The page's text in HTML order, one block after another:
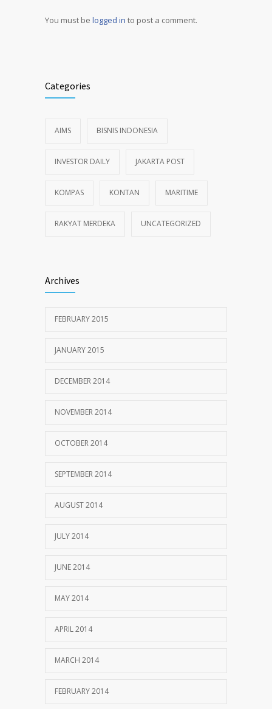
You must be logged in to post a comment.
Categories
AIMS BISNIS INDONESIA
INVESTOR DAILY JAKARTA POST
KOMPAS KONTAN MARITIME
RAKYAT MERDEKA UNCATEGORIZED
Archives
FEBRUARY 2015
JANUARY 2015
DECEMBER 2014
NOVEMBER 2014
OCTOBER 2014
SEPTEMBER 2014
AUGUST 2014
JULY 2014
JUNE 2014
MAY 2014
APRIL 2014
MARCH 2014
FEBRUARY 2014